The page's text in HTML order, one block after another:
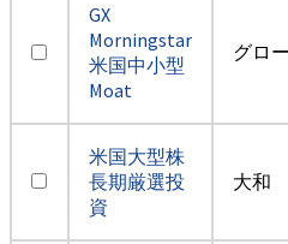
GX
Morningstar
米国中小型
Moat
グロ
米国大型株
長期厳選投
資
大和